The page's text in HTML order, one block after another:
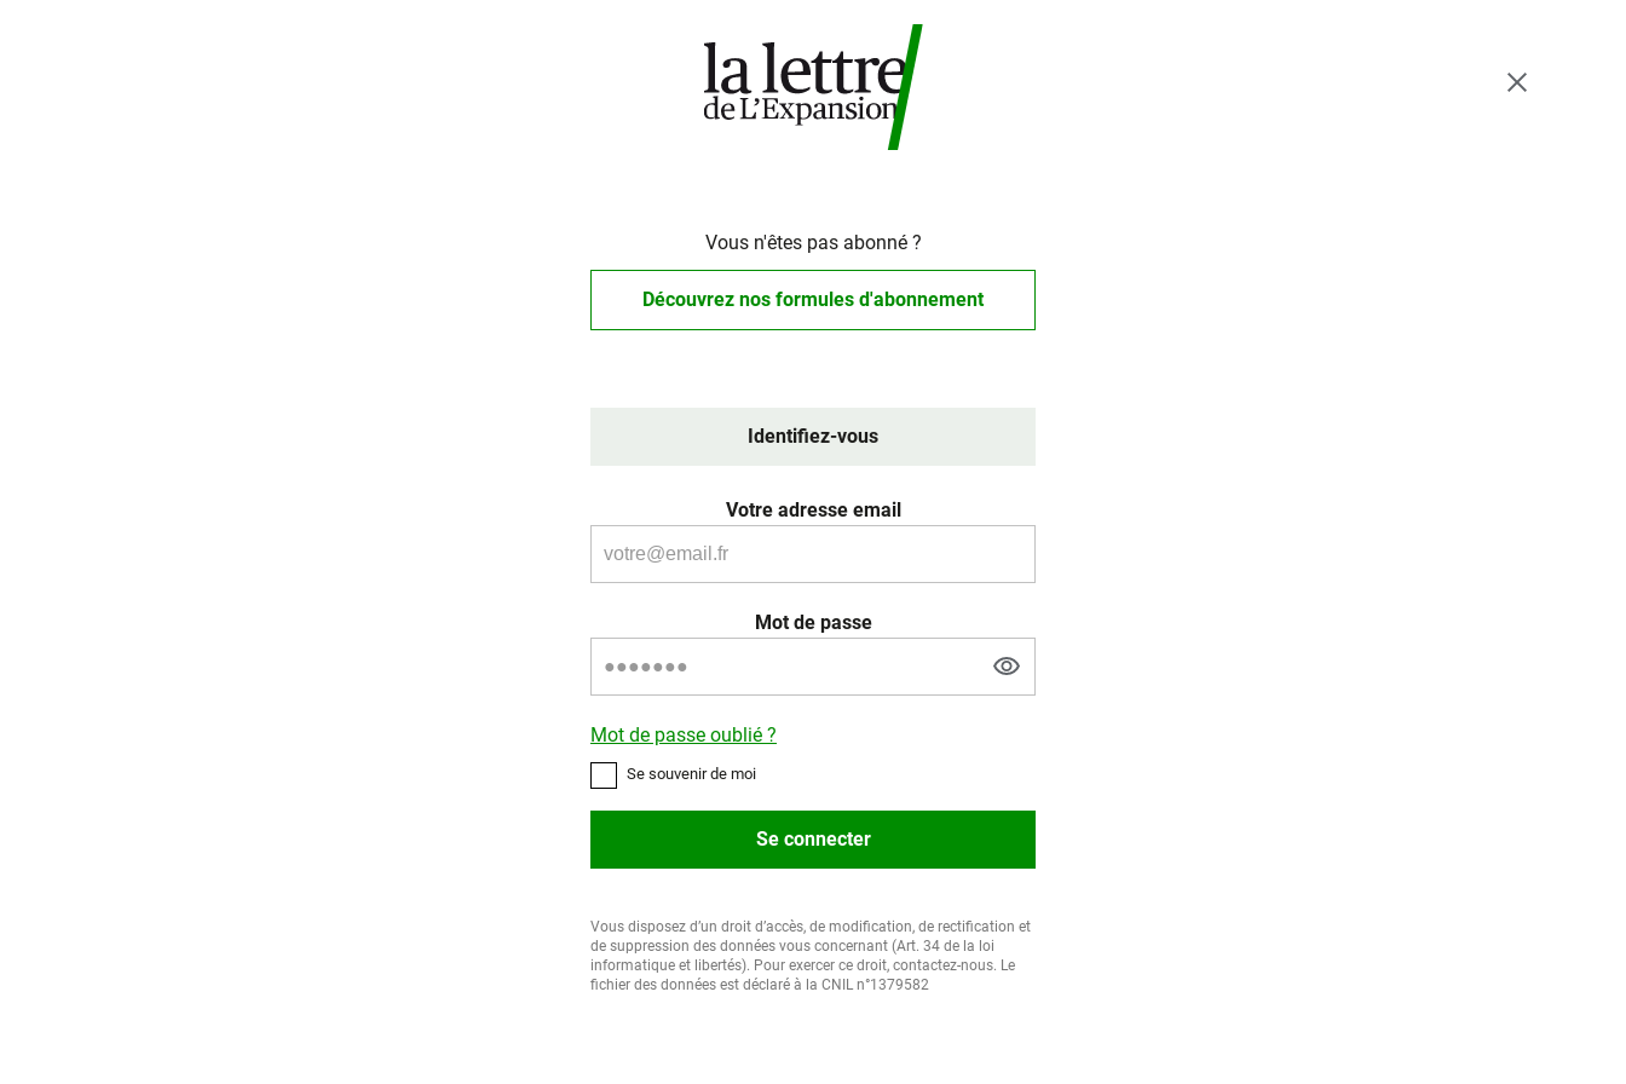
Vous n'êtes pas abonné ?
Découvrez nos formules d'abonnement
Identifiez-vous
Votre adresse email
Mot de passe
Mot de passe oublié ?
Se souvenir de moi
Se connecter
Vous disposez d’un droit d’accès, de modification, de rectification et
de suppression des données vous concernant (Art. 34 de la loi
informatique et libertés). Pour exercer ce droit, contactez-nous. Le
fichier des données est déclaré à la CNIL n°1379582